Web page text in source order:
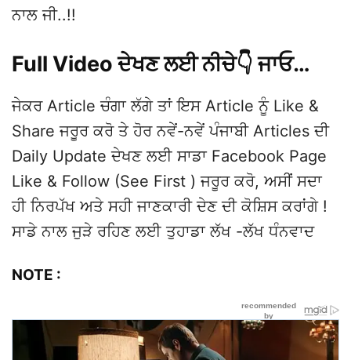
ਨਾਲ ਜੀ..!!
Full Video ਦੇਖਣ ਲਈ ਨੀਚੇ👇 ਜਾਓ…
ਜੇਕਰ Article ਚੰਗਾ ਲੱਗੇ ਤਾਂ ਇਸ Article ਨੂੰ Like &
Share ਜਰੂਰ ਕਰੋ ਤੇ ਹੋਰ ਨਵੇਂ-ਨਵੇਂ ਪੰਜਾਬੀ Articles ਦੀ
Daily Update ਦੇਖਣ ਲਈ ਸਾਡਾ Facebook Page
Like & Follow (See First ) ਜਰੂਰ ਕਰੋ, ਅਸੀਂ ਸਦਾ
ਹੀ ਨਿਰਪੱਖ ਅਤੇ ਸਹੀ ਜਾਣਕਾਰੀ ਦੇਣ ਦੀ ਕੋਸ਼ਿਸ ਕਰਾਂਗੇ !
ਸਾਡੇ ਨਾਲ ਜੁੜੇ ਰਹਿਣ ਲਈ ਤੁਹਾਡਾ ਲੱਖ -ਲੱਖ ਧੰਨਵਾਦ
NOTE :